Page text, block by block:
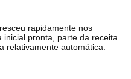
rapidamente nos
inicial pronta, parte da receita
relativamente automática.